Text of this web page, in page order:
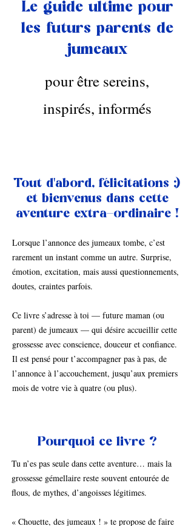
Le guide ultime pour
les futurs parents de
jumeaux
pour être sereins,
inspirés, informés
Tout d'abord, félicitations ;)
et bienvenus dans cette
aventure extra-ordinaire !
Lorsque l’annonce des jumeaux tombe, c’est
rarement un instant comme un autre. Surprise,
émotion, excitation, mais aussi questionnements,
doutes, craintes parfois.
Ce livre s’adresse à toi — future maman (ou
parent) de jumeaux — qui désire accueillir cette
grossesse avec conscience, douceur et confiance.
Il est pensé pour t’accompagner pas à pas, de
l’annonce à l’accouchement, jusqu’aux premiers
mois de votre vie à quatre (ou plus).
Pourquoi ce livre ?
Tu n’es pas seule dans cette aventure… mais la
grossesse gémellaire reste souvent entourée de
flous, de mythes, d’angoisses légitimes.
« Chouette, des jumeaux ! » te propose de faire